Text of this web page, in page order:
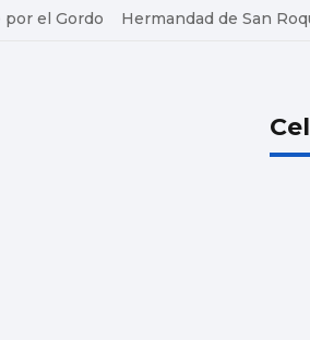
por el Gordo Hermandad de San